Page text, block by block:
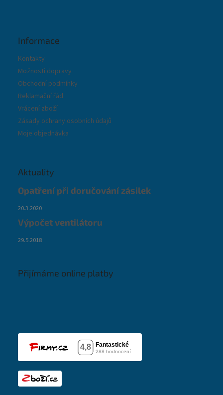
Informace
Kontakty
Možnosti dopravy
Obchodní podmínky
Reklamační řád
Vrácení zboží
Zásady ochrany osobních údajů
Moje objednávka
Aktuality
Opatření při doručování zásilek
20.3.2020
Výpočet ventilátoru
29.5.2018
Přijímáme online platby